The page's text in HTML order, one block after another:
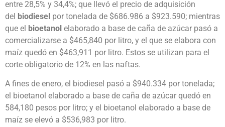
entre 28,5% y 34,4%; que llevó el precio de adquisición
del biodiesel por tonelada de $686.986 a $923.590; mientras
que el bioetanol elaborado a base de caña de azúcar pasó a
comercializarse a $465,840 por litro, y el que se elabora con
maíz quedó en $463,911 por litro. Estos se utilizan para el
corte obligatorio de 12% en las naftas.
A fines de enero, el biodiesel pasó a $940.334 por tonelada;
el bioetanol elaborado a base de caña de azúcar quedó en
584,180 pesos por litro; y el bioetanol elaborado a base de
maíz se elevó a $536,983 por litro.